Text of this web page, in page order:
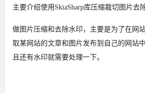
主要介绍使用SkiaSharp库压缩裁切图片去
做图片压缩和去除水印，主要是为了在网
取某网站的文章和图片发布到自己的网站
且还有水印就需要处理一下。